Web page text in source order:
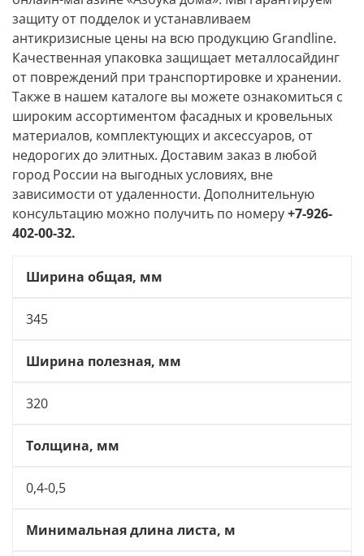
защиту от подделок и устанавливаем
антикризисные цены на всю продукцию Grandline.
Качественная упаковка защищает металлосайдинг
от повреждений при транспортировке и хранении.
Также в нашем каталоге вы можете ознакомиться с
широким ассортиментом фасадных и кровельных
материалов, комплектующих и аксессуаров, от
недорогих до элитных. Доставим заказ в любой
город России на выгодных условиях, вне
зависимости от удаленности. Дополнительную
консультацию можно получить по номеру+7-926-
402-00-32.
Ширина общая, мм
345
Ширина полезная, мм
320
Толщина, мм
0,4-0,5
Минимальная длина листа, м